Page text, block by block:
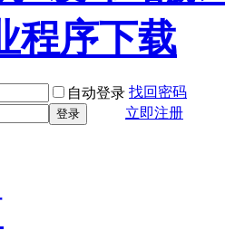
自动登录 找回密码
登录 立即注册